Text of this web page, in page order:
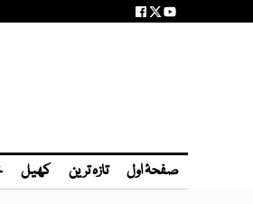
صفحۂ اول تازہ ترین کھیل